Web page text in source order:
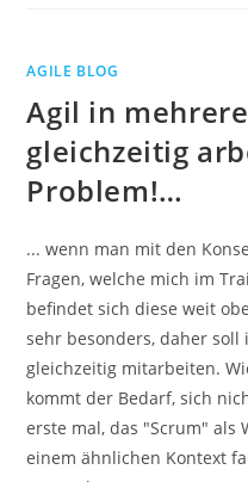
AGILE BLOG
Agil in
gleichzeitig
Problem!…
... wenn man mit den
Fragen, welche mich im
befindet sich diese weit
sehr besonders, daher soll
gleichzeitig mitarbeiten.
kommt der Bedarf, sich
erste mal, das "Scrum" als
einem ähnlichen Kontext